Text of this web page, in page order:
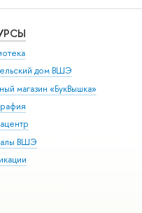
дом ВШЭ
магазин «БукВышка»
ВШЭ